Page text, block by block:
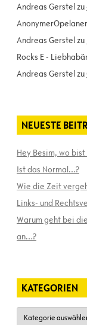
Andreas Gerstelzu
AnonymerOpelaner
Andreas Gerstelzu
Rocks E -
Andreas Gerstelzu
NEUESTE
Hey Besim, wo
Ist das Normal…?
Wie die Zeit
Links- und
Warum geht bei
an…?
KATEGORIEN
Kategorien